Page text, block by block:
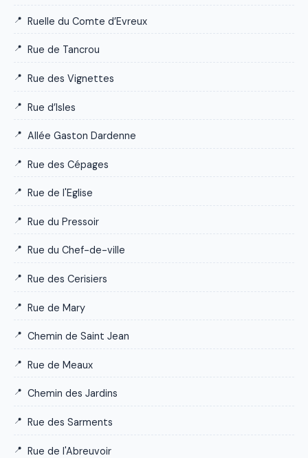
Ruelle du Comte d’Evreux
Rue de Tancrou
Rue des Vignettes
Rue d’Isles
Allée Gaston Dardenne
Rue des Cépages
Rue de l'Eglise
Rue du Pressoir
Rue du Chef-de-ville
Rue des Cerisiers
Rue de Mary
Chemin de Saint Jean
Rue de Meaux
Chemin des Jardins
Rue des Sarments
Rue de l'Abreuvoir